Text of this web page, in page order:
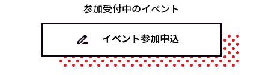
参加受付中のイベント
イベント参加申込